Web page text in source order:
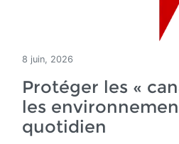
8 juin, 2026
Protéger les «
les
quotidien